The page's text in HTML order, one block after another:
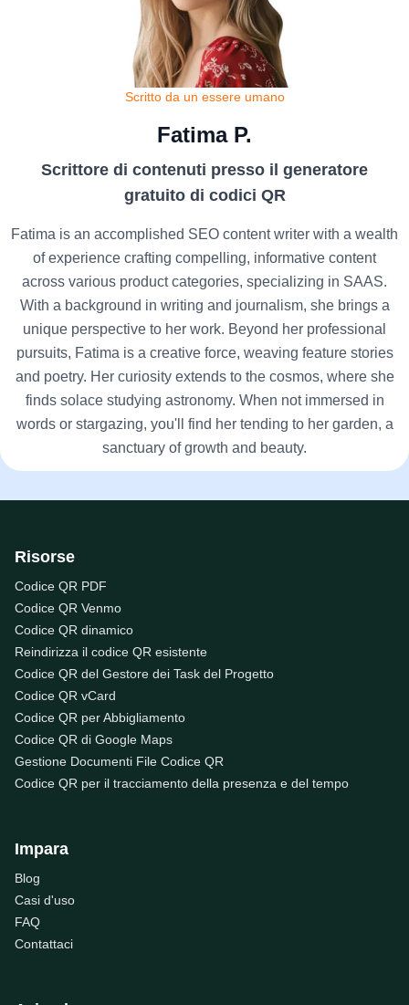
Scritto da un essere umano
Fatima P.
Scrittore di contenuti presso il generatore
gratuito di codici QR
Fatima is an accomplished SEO content writer with a wealth
of experience crafting compelling, informative content
across various product categories, specializing in SAAS.
With a background in writing and journalism, she brings a
unique perspective to her work. Beyond her professional
pursuits, Fatima is a creative force, weaving feature stories
and poetry. Her curiosity extends to the cosmos, where she
finds solace studying astronomy. When not immersed in
words or stargazing, you'll find her tending to her garden, a
sanctuary of growth and beauty.
Risorse
Codice QR PDF
Codice QR Venmo
Codice QR dinamico
Reindirizza il codice QR esistente
Codice QR del Gestore dei Task del Progetto
Codice QR vCard
Codice QR per Abbigliamento
Codice QR di Google Maps
Gestione Documenti File Codice QR
Codice QR per il tracciamento della presenza e del tempo
Impara
Blog
Casi d'uso
FAQ
Contattaci